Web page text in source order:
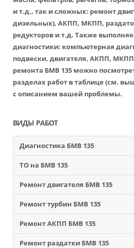
и т.д., так и сложных: ремонт
дизельных), АКПП, МКПП,
редукторов и т.д. Также
диагностики: компьютерная
подвески, двигателя, АКПП,
ремонта БМВ 135 можно
разделах работ в таблице (см.
с описанием вашей проблемы.
ВИДЫ РАБОТ
Диагностика БМВ 135
ТО на БМВ 135
Ремонт двигателя БМВ 135
Ремонт турбин БМВ 135
Ремонт АКПП БМВ 135
Ремонт раздатки БМВ 135